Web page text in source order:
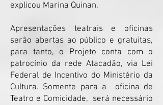
explicou Marina Quinan.
Apresentações teatrais e oficinas
serão abertas ao público e gratuitas,
para tanto, o Projeto conta com o
patrocínio da rede Atacadão, via Lei
Federal de Incentivo do Ministério da
Cultura. Somente para a oficina de
Teatro e Comicidade, será necessário